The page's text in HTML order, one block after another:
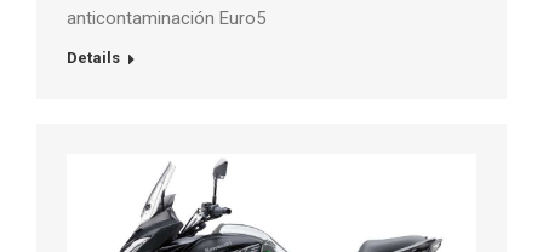
anticontaminación Euro5
Details